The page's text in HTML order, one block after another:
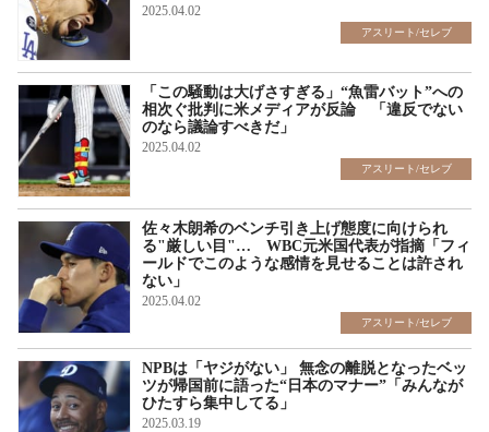
2025.04.02
アスリート/セレブ
「この騒動は大げさすぎる」“魚雷バット”への
相次ぐ批判に米メディアが反論 「違反でない
のなら議論すべきだ」
2025.04.02
アスリート/セレブ
佐々木朗希のベンチ引き上げ態度に向けられ
る"厳しい目"… WBC元米国代表が指摘「フィ
ールドでこのような感情を見せることは許され
ない」
2025.04.02
アスリート/セレブ
NPBは「ヤジがない」 無念の離脱となったベッ
ツが帰国前に語った“日本のマナー”「みんなが
ひたすら集中してる」
2025.03.19